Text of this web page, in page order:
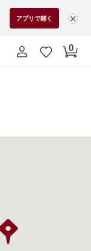
アプリで開く